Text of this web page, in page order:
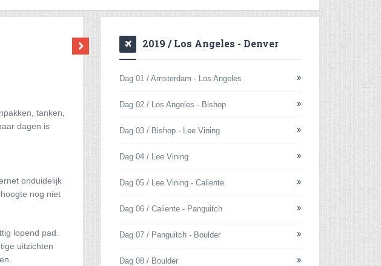
tanken,
dagen is
onduidelijk
nog niet
lopend pad.
uitzichten
2019 / Los Angeles - Denver
Dag 01 / Amsterdam - Los Angeles
Dag 02 / Los Angeles - Bishop
Dag 03 / Bishop - Lee Vining
Dag 04 / Lee Vining
Dag 05 / Lee Vining - Caliente
Dag 06 / Caliente - Panguitch
Dag 07 / Panguitch - Boulder
Dag 08 / Boulder